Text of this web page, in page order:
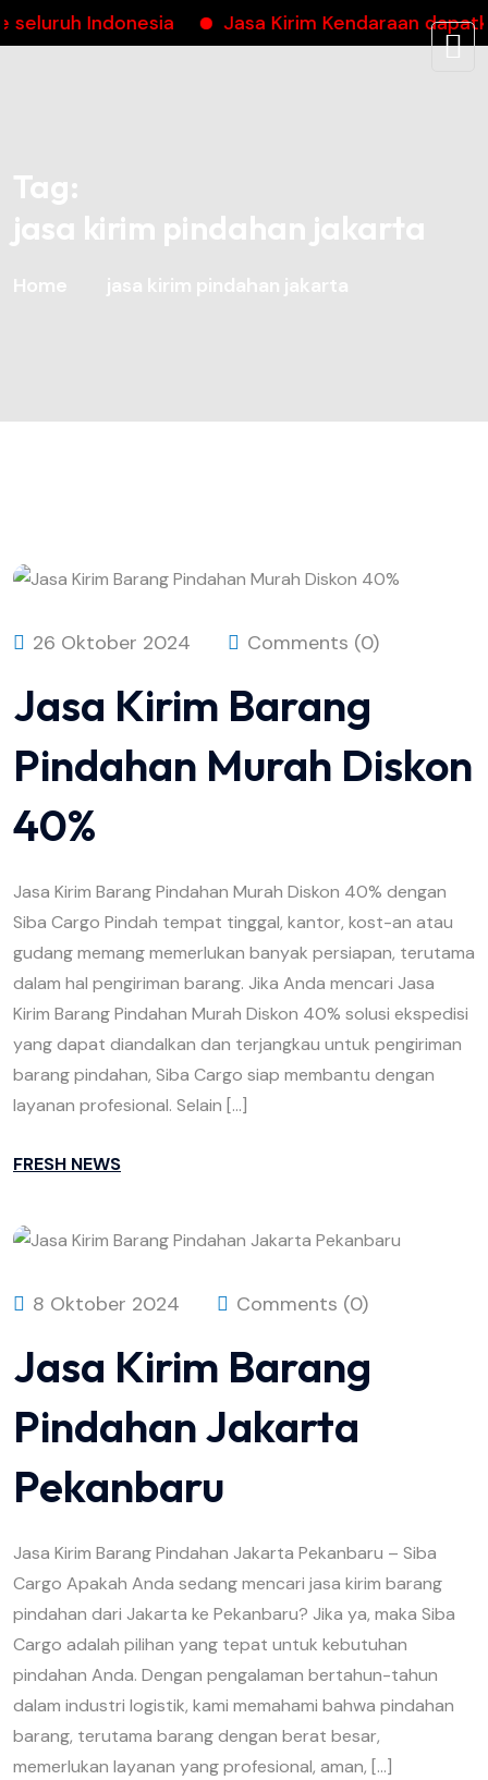
Indonesia Jasa Kirim Kendaraan
Tag:
jasa kirim pindahan jakarta
Home jasa kirim pindahan jakarta
26 Oktober 2024 Comments (0)
Jasa Kirim Barang
Pindahan Murah Diskon
40%
Jasa Kirim Barang Pindahan Murah Diskon 40% dengan
Siba Cargo Pindah tempat tinggal, kantor, kost-an atau
gudang memang memerlukan banyak persiapan, terutama
dalam hal pengiriman barang. Jika Anda mencari Jasa
Kirim Barang Pindahan Murah Diskon 40% solusi ekspedisi
yang dapat diandalkan dan terjangkau untuk pengiriman
barang pindahan, Siba Cargo siap membantu dengan
layanan profesional. Selain […]
FRESH NEWS
8 Oktober 2024 Comments (0)
Jasa Kirim Barang
Pindahan Jakarta
Pekanbaru
Jasa Kirim Barang Pindahan Jakarta Pekanbaru – Siba
Cargo Apakah Anda sedang mencari jasa kirim barang
pindahan dari Jakarta ke Pekanbaru? Jika ya, maka Siba
Cargo adalah pilihan yang tepat untuk kebutuhan
pindahan Anda. Dengan pengalaman bertahun-tahun
dalam industri logistik, kami memahami bahwa pindahan
barang, terutama barang dengan berat besar,
memerlukan layanan yang profesional, aman, […]